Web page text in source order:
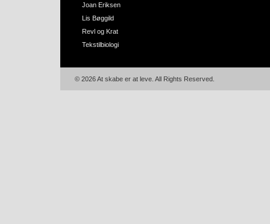
Joan Eriksen
Lis Bøggild
Revl og Krat
Tekstilbiologi
© 2026 At skabe er at leve. All Rights Reserved.